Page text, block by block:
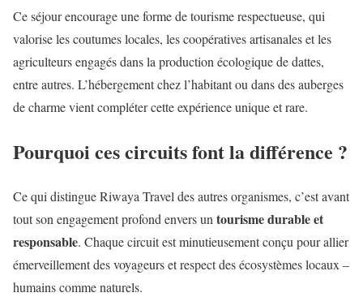
Ce séjour encourage une forme de tourisme respectueuse, qui
valorise les coutumes locales, les coopératives artisanales et les
agriculteurs engagés dans la production écologique de dattes,
entre autres. L’hébergement chez l’habitant ou dans des auberges
de charme vient compléter cette expérience unique et rare.
Pourquoi ces circuits font la différence ?
Ce qui distingue Riwaya Travel des autres organismes, c’est avant
tout son engagement profond envers un tourisme durable et
responsable. Chaque circuit est minutieusement conçu pour allier
émerveillement des voyageurs et respect des écosystèmes locaux –
humains comme naturels.